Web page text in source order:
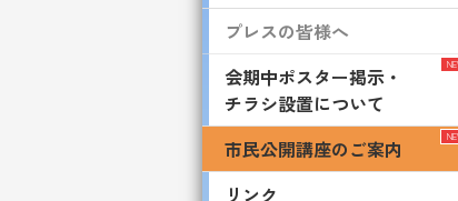
プレスの皆様へ
会期中ポスター掲示・
チラシ設置について
市民公開講座のご案内
リンク